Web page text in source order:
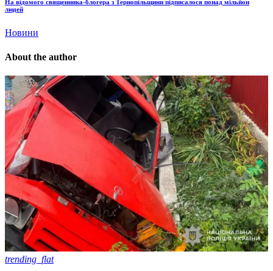
На відомого священника-блогера з Тернопільщини підписалося понад мільйон
людей
Новини
About the author
trending_flat